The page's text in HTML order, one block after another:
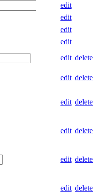
edit
edit
edit
edit
edit delete
edit delete
edit delete
edit delete
edit delete
edit delete